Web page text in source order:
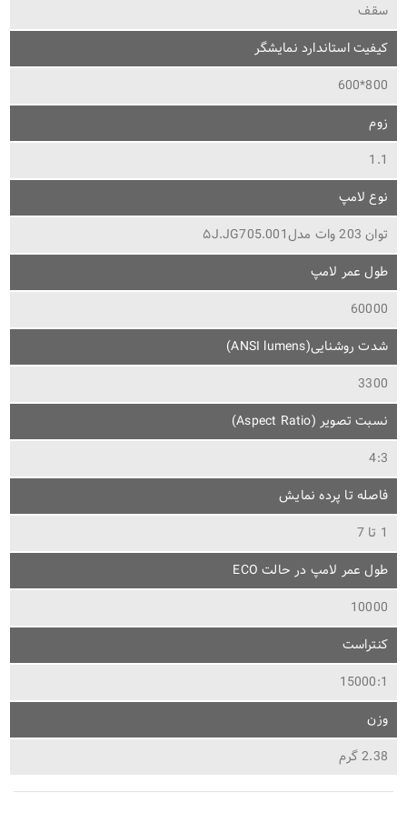
سقف
کیفیت استاندارد نمایشگر
800*600
زوم
1.1
نوع لامپ
توان 203 وات مدل۵J.JG705.001
طول عمر لامپ
60000
شدت روشنایی(ANSI lumens)
3300
نسبت تصویر (Aspect Ratio)
4:3
فاصله تا پرده نمایش
1 تا 7
طول عمر لامپ در حالت ECO
10000
کنتراست
15000:1
وزن
2.38 گرم